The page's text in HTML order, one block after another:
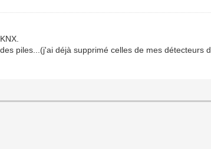
piles...(j'ai déjà supprimé celles de mes détecteurs